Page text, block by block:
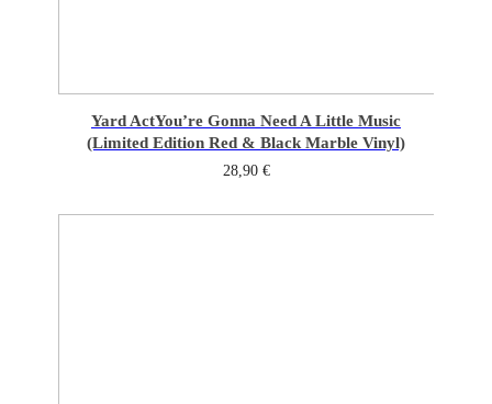
Yard ActYou’re Gonna Need A Little Music
(Limited Edition Red & Black Marble Vinyl)
28,90 €